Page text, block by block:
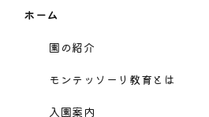
ホーム
園の紹介
モンテッソーリ教育とは
入園案内